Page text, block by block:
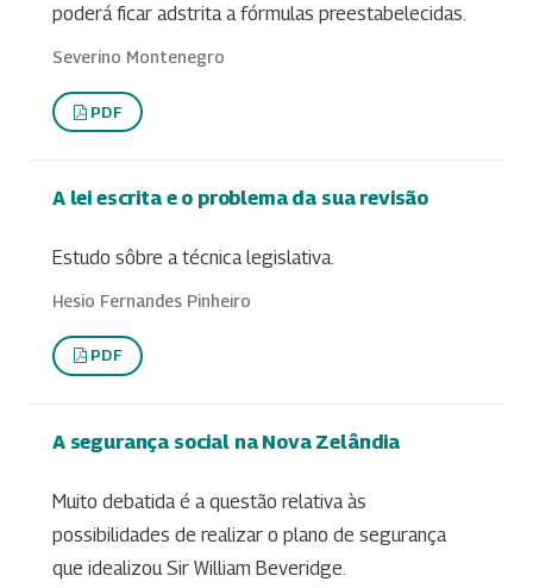
poderá ficar adstrita a fórmulas preestabelecidas.
Severino Montenegro
PDF
A lei escrita e o problema da sua revisão
Estudo sôbre a técnica legislativa.
Hesio Fernandes Pinheiro
PDF
A segurança social na Nova Zelândia
Muito debatida é a questão relativa às
possibilidades de realizar o plano de segurança
que idealizou Sir William Beveridge.